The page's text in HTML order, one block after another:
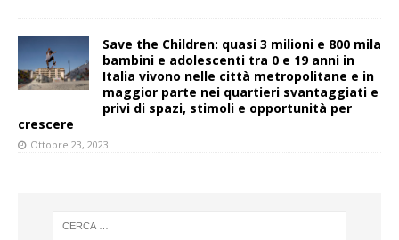
Save the Children: quasi 3 milioni e 800 mila
bambini e adolescenti tra 0 e 19 anni in
Italia vivono nelle città metropolitane e in
maggior parte nei quartieri svantaggiati e
privi di spazi, stimoli e opportunità per
crescere
Ottobre 23, 2023